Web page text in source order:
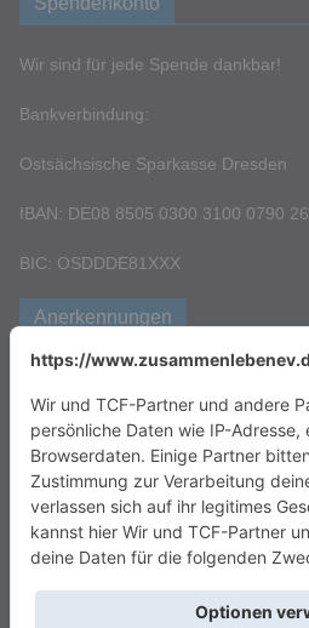
Wir sind für jede Spende dankbar!
Bankverbindung:
Ostsächsische Sparkasse Dresden
IBAN: DE08 8505 0300 3100 0790 26
BIC: OSDDDE81XXX
Anerkennungen